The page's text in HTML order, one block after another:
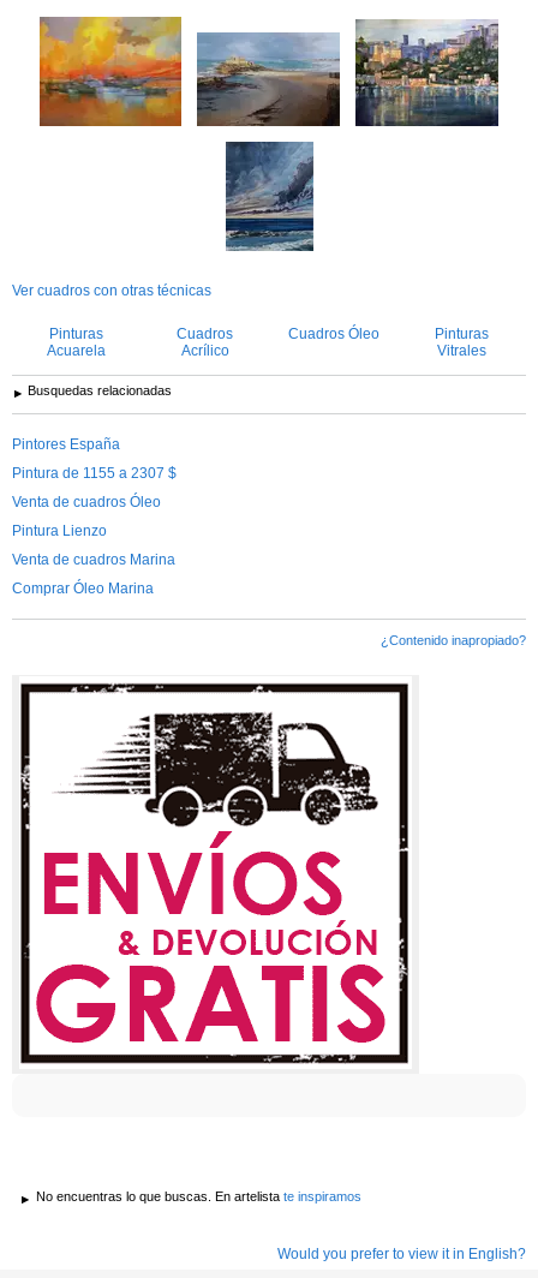
Ver cuadros con otras técnicas
Pinturas
Acuarela
Cuadros
Acrílico
Cuadros Óleo
Pinturas
Vitrales
Busquedas relacionadas
Pintores España
Pintura de 1155 a 2307 $
Venta de cuadros Óleo
Pintura Lienzo
Venta de cuadros Marina
Comprar Óleo Marina
¿Contenido inapropiado?
No encuentras lo que buscas. En artelista te inspiramos
Would you prefer to view it in English?